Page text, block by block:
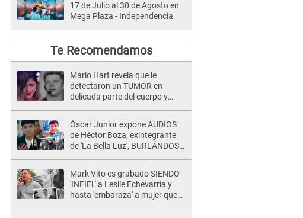
17 de Julio al 30 de Agosto en
Mega Plaza - Independencia
Te Recomendamos
Mario Hart revela que le
detectaron un TUMOR en
delicada parte del cuerpo y
muy fuertes..."
Óscar Junior expone AUDIOS
de Héctor Boza, exintegrante
de 'La Bella Luz', BURLÁNDOSE
Mark Vito es grabado SIENDO
'INFIEL' a Leslie Echevarría y
hasta 'embaraza' a mujer que